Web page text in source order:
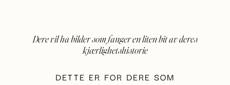
Dere vil ha bilder som fanger en liten bit av deres
kjærlighetshistorie
DETTE ER FOR DERE SOM